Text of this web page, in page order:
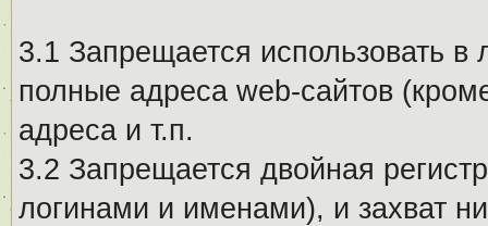
3.1 Запрещается использовать
полные адреса web-сайтов
адреса и т.п.
3.2 Запрещается двойная
логинами и именами), и захват